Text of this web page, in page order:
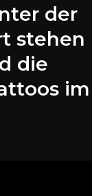
der
stehen
die
im